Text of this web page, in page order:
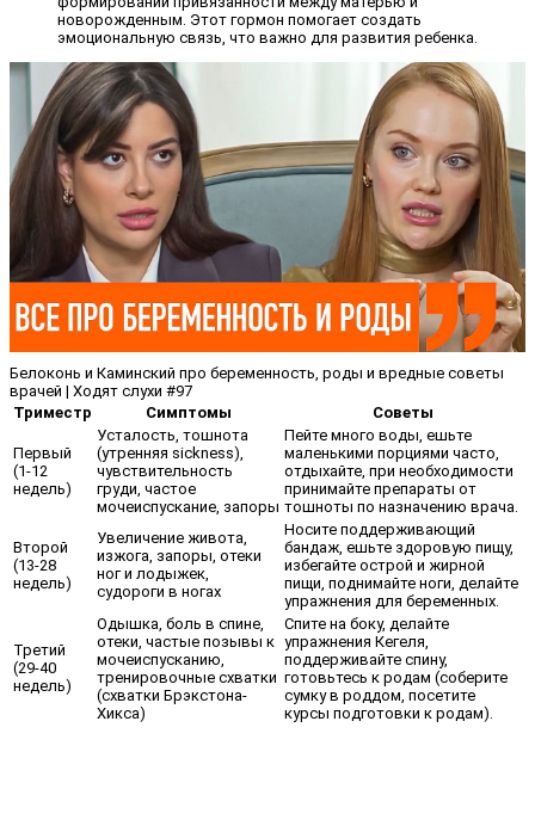
новорожденным. Этот гормон помогает создать
эмоциональную связь, что важно для развития ребенка.
Белоконь и Каминский про беременность, роды и вредные советы
врачей | Ходят слухи #97
Триместр
Симптомы Советы
Первый
(1-12
недель)
Усталость, тошнота
(утренняя sickness),
чувствительность
груди, частое
мочеиспускание, запоры
Пейте много воды, ешьте
маленькими порциями часто,
отдыхайте, при необходимости
принимайте препараты от
тошноты по назначению врача.
Второй
(13-28
недель)
Увеличение живота,
изжога, запоры, отеки
ног и лодыжек,
судороги в ногах
Носите поддерживающий
бандаж, ешьте здоровую пищу,
избегайте острой и жирной
пищи, поднимайте ноги, делайте
упражнения для беременных.
Третий
(29-40
недель)
Одышка, боль в спине,
отеки, частые позывы к
мочеиспусканию,
тренировочные схватки
(схватки Брэкстона-
Хикса)
Спите на боку, делайте
упражнения Кегеля,
поддерживайте спину,
готовьтесь к родам (соберите
сумку в роддом, посетите
курсы подготовки к родам).